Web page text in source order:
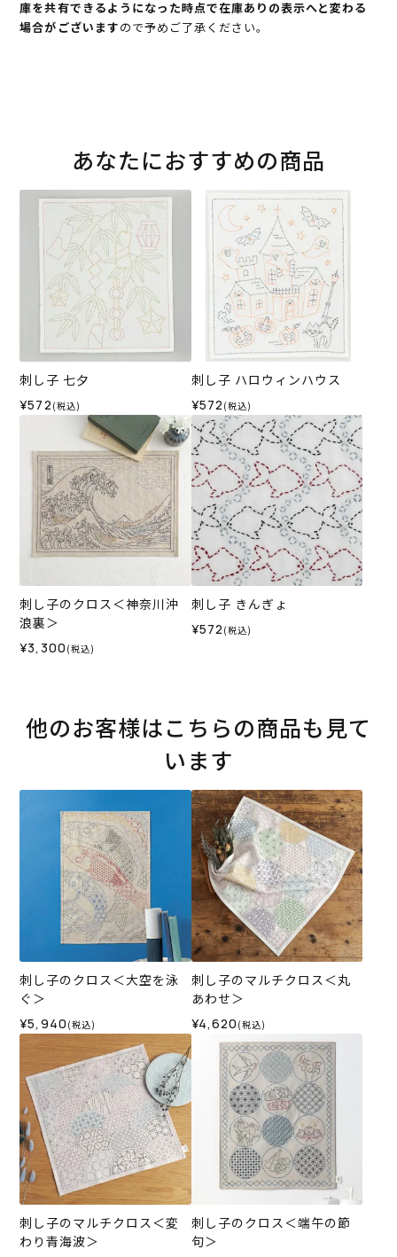
庫を共有できるようになった時点で在庫ありの表示へと変わる
場合がございますので予めご了承ください。
あなたにおすすめの商品
刺し子 七夕
¥572 (税込)
刺し子 ハロウィンハウス
¥572 (税込)
刺し子のクロス＜神奈川沖
浪裏＞
¥3,300 (税込)
刺し子 きんぎょ
¥572 (税込)
他のお客様はこちらの商品も見て
います
刺し子のクロス＜大空を泳
ぐ＞
¥5,940 (税込)
刺し子のマルチクロス＜丸
あわせ＞
¥4,620 (税込)
刺し子のマルチクロス＜変
わり青海波＞
刺し子のクロス＜端午の節
句＞